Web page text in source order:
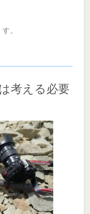
。
考える必要